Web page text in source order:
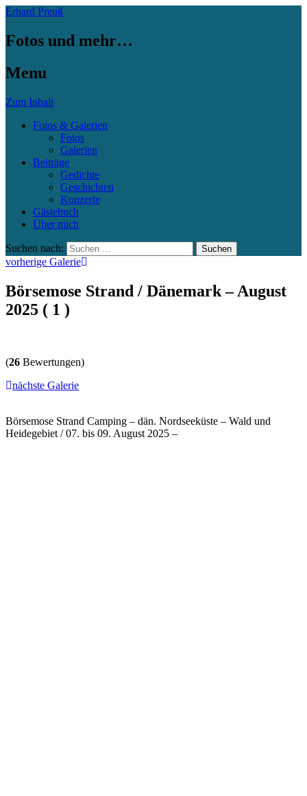
Erhard Preuß
Fotos und mehr…
Menu
Zum Inhalt
Fotos & Galerien
Fotos
Galerien
Beiträge
Gedichte
Geschichten
Konzerte
Gästebuch
Über mich
Suchen nach:
vorherige Galerie
Börsemose Strand / Dänemark – August
2025 ( 1 )
(26 Bewertungen)
nächste Galerie
Börsemose Strand Camping – dän. Nordseeküste – Wald und
Heidegebiet / 07. bis 09. August 2025 –